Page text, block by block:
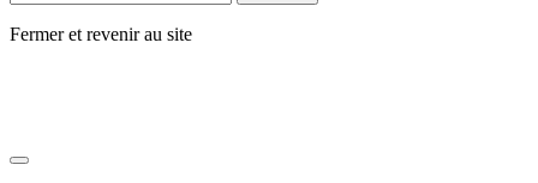
Fermer et revenir au site